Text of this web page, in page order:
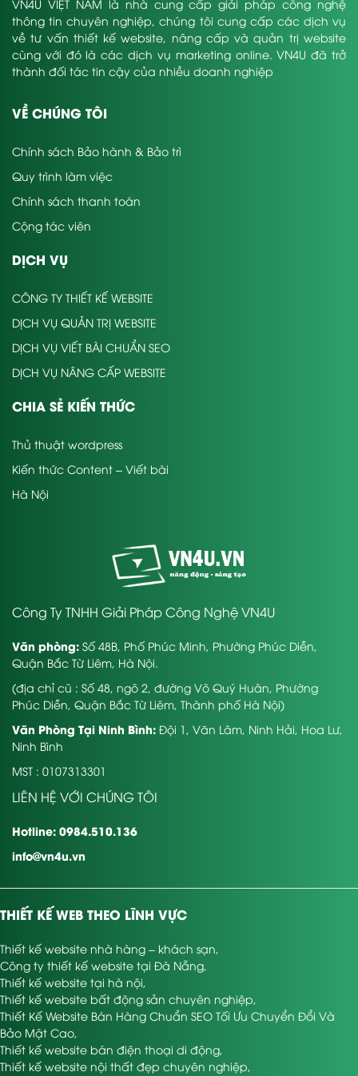
VN4U VIỆT NAM là nhà cung cấp giải pháp công nghệ
thông tin chuyên nghiệp, chúng tôi cung cấp các dịch vụ
về tư vấn thiết kế website, nâng cấp và quản trị website
cùng với đó là các dịch vụ marketing online. VN4U đã trở
thành đối tác tin cậy của nhiều doanh nghiệp
VỀ CHÚNG TÔI
Chính sách Bảo hành & Bảo trì
Quy trình làm việc
Chính sách thanh toán
Cộng tác viên
DỊCH VỤ
CÔNG TY THIẾT KẾ WEBSITE
DỊCH VỤ QUẢN TRỊ WEBSITE
DỊCH VỤ VIẾT BÀI CHUẨN SEO
DỊCH VỤ NÂNG CẤP WEBSITE
CHIA SẺ KIẾN THỨC
Thủ thuật wordpress
Kiến thức Content – Viết bài
Hà Nội
Công Ty TNHH Giải Pháp Công Nghệ VN4U
Văn phòng: Số 48B, Phố Phúc Minh, Phường Phúc Diễn,
Quận Bắc Từ Liêm, Hà Nội.
(địa chỉ cũ : Số 48, ngõ 2, đường Võ Quý Huân, Phường
Phúc Diễn, Quận Bắc Từ Liêm, Thành phố Hà Nội)
Văn Phòng Tại Ninh Bình: Đội 1, Văn Lâm, Ninh Hải, Hoa Lư,
Ninh Bình
MST : 0107313301
LIÊN HỆ VỚI CHÚNG TÔI
Hotline: 0984.510.136
info@vn4u.vn
THIẾT KẾ WEB THEO LĨNH VỰC
Thiết kế website nhà hàng – khách sạn
Công ty thiết kế website tại Đà Nẵng
Thiết kế website tại hà nội
Thiết kế website bất động sản chuyên nghiệp
Thiết Kế Website Bán Hàng Chuẩn SEO Tối Ưu Chuyển Đổi Và
Bảo Mật Cao
Thiết kế website bán điện thoại di động
Thiết kế website nội thất đẹp chuyên nghiệp